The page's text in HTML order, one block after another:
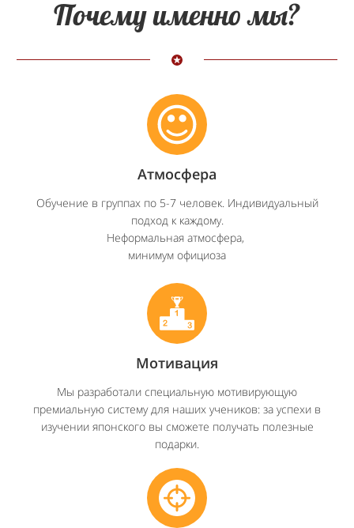
Почему именно мы?
Атмосфера
Обучение в группах по 5-7 человек. Индивидуальный
подход к каждому.
Неформальная атмосфера,
минимум официоза
Мотивация
Мы разработали специальную мотивирующую
премиальную систему для наших учеников: за успехи в
изучении японского вы сможете получать полезные
подарки.